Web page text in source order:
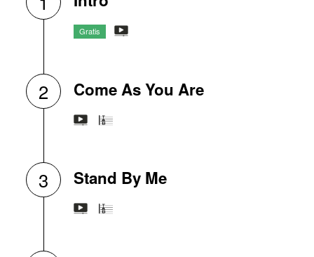
Gratis
2 Come As You Are
3 Stand By Me